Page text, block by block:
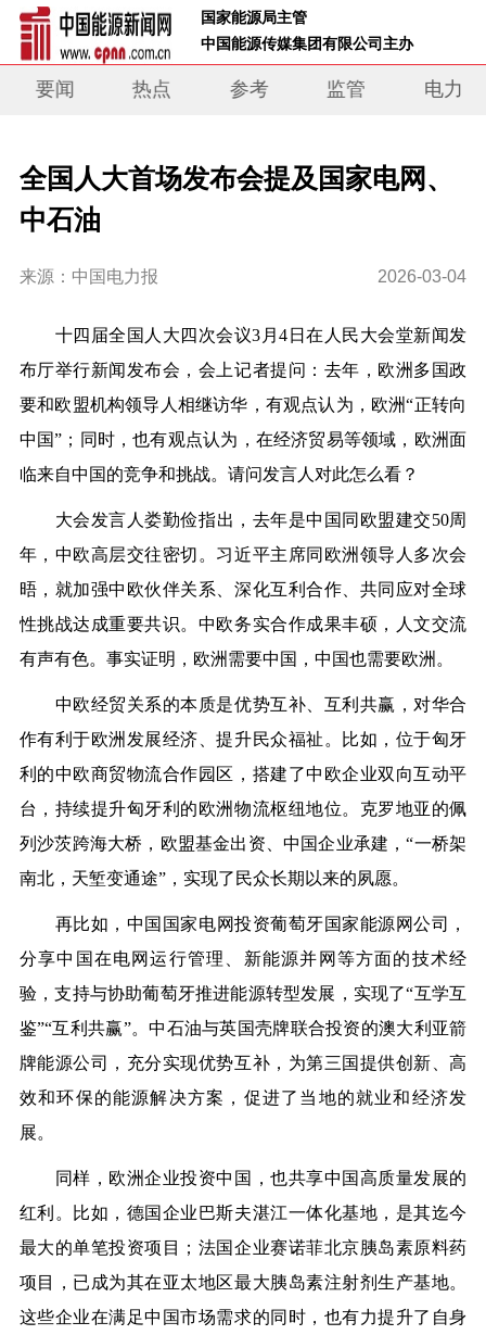
国家能源局主管
中国能源传媒集团有限公司主办
要闻 热点 参考 监管 电力
全国人大首场发布会提及国家电网、
中石油
来源：中国电力报 2026-03-04
十四届全国人大四次会议3月4日在人民大会堂新闻发
布厅举行新闻发布会，会上记者提问：去年，欧洲多国政
要和欧盟机构领导人相继访华，有观点认为，欧洲“正转向
中国”；同时，也有观点认为，在经济贸易等领域，欧洲面
临来自中国的竞争和挑战。请问发言人对此怎么看？
大会发言人娄勤俭指出，去年是中国同欧盟建交50周
年，中欧高层交往密切。习近平主席同欧洲领导人多次会
晤，就加强中欧伙伴关系、深化互利合作、共同应对全球
性挑战达成重要共识。中欧务实合作成果丰硕，人文交流
有声有色。事实证明，欧洲需要中国，中国也需要欧洲。
中欧经贸关系的本质是优势互补、互利共赢，对华合
作有利于欧洲发展经济、提升民众福祉。比如，位于匈牙
利的中欧商贸物流合作园区，搭建了中欧企业双向互动平
台，持续提升匈牙利的欧洲物流枢纽地位。克罗地亚的佩
列沙茨跨海大桥，欧盟基金出资、中国企业承建，“一桥架
南北，天堑变通途”，实现了民众长期以来的夙愿。
再比如， 中国国家电网投资葡萄牙国家能源网公司，
分享中国在电网运行管理、新能源并网等方面的技术经
验，支持与协助葡萄牙推进能源转型发展，实现了“互学互
鉴”“互利共赢”。中石油与英国壳牌联合投资的澳大利亚箭
牌能源公司，充分实现优势互补，为第三国提供创新、高
效和环保的能源解决方案，促进了当地的就业和经济发
展。
同样，欧洲企业投资中国，也共享中国高质量发展的
红利。比如，德国企业巴斯夫湛江一体化基地，是其迄今
最大的单笔投资项目；法国企业赛诺菲北京胰岛素原料药
项目，已成为其在亚太地区最大胰岛素注射剂生产基地。
这些企业在满足中国市场需求的同时，也有力提升了自身